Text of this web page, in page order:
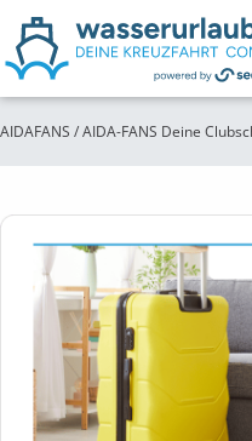
AIDAFANS / AIDA-FANS Deine